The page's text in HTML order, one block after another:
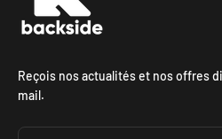
Reçois nos actualités et nos offres
mail.